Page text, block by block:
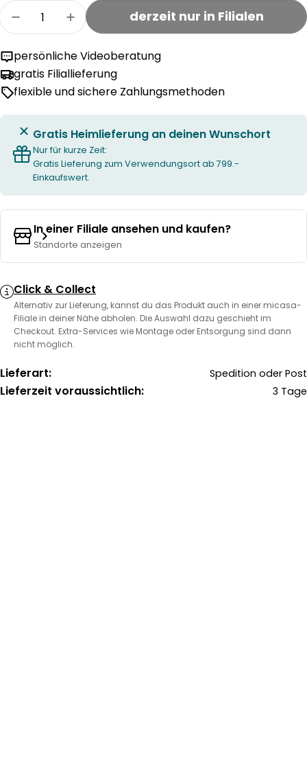
Menge
Menge für Fix-O-Moll Filzgleiter mit Stift 4
Menge für Fix-O-Moll Filzgleiter mit
derzeit nur in Filialen
persönliche Videoberatung
gratis Filiallieferung
flexible und sichere Zahlungsmethoden
Gratis Heimlieferung an deinen Wunschort
Nur für kurze Zeit:
Gratis Lieferung zum Verwendungsort ab 799.-
Einkaufswert.
In einer Filiale ansehen und kaufen?
Standorte anzeigen
Click & Collect
Alternativ zur Lieferung, kannst du das Produkt auch in einer micasa-
Filiale in deiner Nähe abholen. Die Auswahl dazu geschieht im
Checkout. Extra-Services wie Montage oder Entsorgung sind dann
nicht möglich.
Lieferart: Spedition oder Post
Lieferzeit voraussichtlich: 3 Tage